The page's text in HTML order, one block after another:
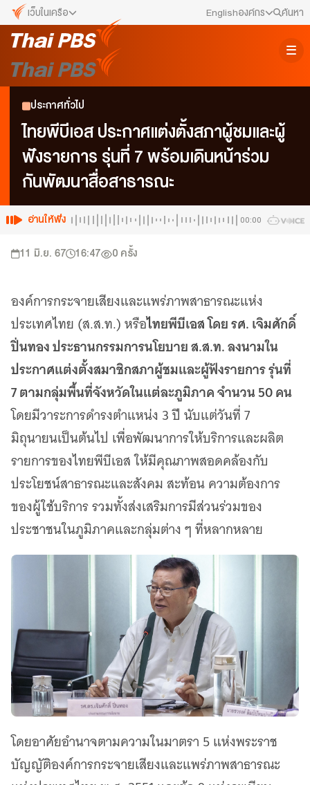
เว็บในเครือ
เว็บไซต์ในเครือ
ALTV
VIPA
ทุกความสุข...ดูฟรี ไม่มีโฆษณา
พื้นที่นำเสนอวาระของสังคม
Thai PBS Kids
Thai PBS Podcast
View The World via The Voice
Thai PBS World
เว็บไซต์บริการ
C-SITE
เพราะพลังการสื่อสารอยู่ในมือคุณ
Locals
นิเวศสื่อสาธารณะท้องถิ่นคุณภาพ
Policy Watch
จับตาอนาคตประเทศไทย
Making Data Visible
Thai PBS Verify
ตรวจสอบข่าวปลอม คัดกรองข่าวจริง
Englishองค์กร
ข่าวประชาสัมพันธ์
คณะกรรมการนโยบาย ส.ส.ท.
สภาผู้ชมและผู้ฟังรายการ
ค้นหา
ประกาศทั่วไป
ไทยพีบีเอส ประกาศแต่งตั้งสภาผู้ชมและผู้
ฟังรายการ รุ่นที่ 7 พร้อมเดินหน้าร่วม
กันพัฒนาสื่อสาธารณะ
อ่านให้ฟัง 00:00
11 มิ.ย. 67 16:47 0 ครั้ง
องค์การกระจายเสียงและแพร่ภาพสาธารณะแห่ง
ประเทศไทย (ส.ส.ท.) หรือไทยพีบีเอส โดย รศ. เจิมศักดิ์
ปิ่นทอง ประธานกรรมการนโยบาย ส.ส.ท. ลงนามใน
ประกาศแต่งตั้งสมาชิกสภาผู้ชมและผู้ฟังรายการ รุ่นที่
7 ตามกลุ่มพื้นที่จังหวัดในแต่ละภูมิภาค จำนวน 50 คน
โดยมีวาระการดำรงตำแหน่ง 3 ปี นับแต่วันที่ 7
มิถุนายนเป็นต้นไป เพื่อพัฒนาการให้บริการและผลิต
รายการของไทยพีบีเอส ให้มีคุณภาพสอดคล้องกับ
ประโยชน์สาธารณะและสังคม สะท้อน ความต้องการ
ของผู้ใช้บริการ รวมทั้งส่งเสริมการมีส่วนร่วมของ
ประชาชนในภูมิภาคและกลุ่มต่าง ๆ ที่หลากหลาย
โดยอาศัยอำนาจตามความในมาตรา 5 แห่งพระราช
บัญญัติองค์การกระจายเสียงและแพร่ภาพสาธารณะ